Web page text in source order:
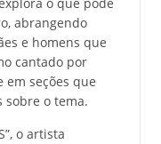
o que pode
abrangendo
e homens que
cantado por
em seções que
o tema.
o artista